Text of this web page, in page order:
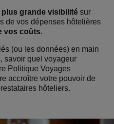
plus grande visibilité sur
de vos dépenses hôtelières
vos coûts.
(ou les données) en main
savoir quel voyageur
Politique Voyages
accroître votre pouvoir de
hôteliers.